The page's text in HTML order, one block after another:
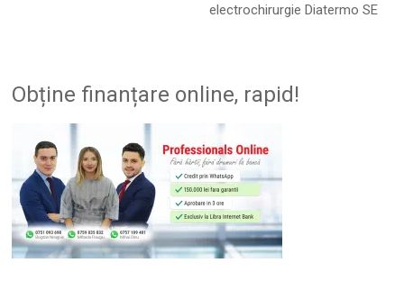
electrochirurgie Diatermo SE
Obține finanțare online, rapid!